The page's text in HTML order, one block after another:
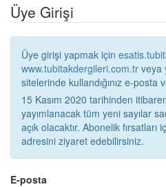
Üye Girişi
Üye girişi yapmak için
www.tubitakdergileri.com.tr veya
sitelerinde kullandığınız e-posta
15 Kasım 2020 tarihinden
yayımlanacak tüm yeni sayılar
açık olacaktır. Abonelik
adresini ziyaret edebilirsiniz.
E-posta